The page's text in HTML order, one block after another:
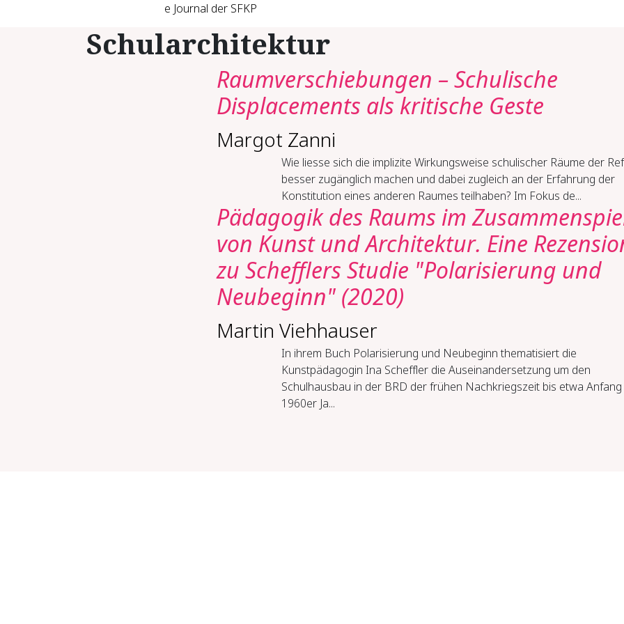
e Journal der SFKP
Schularchitektur
Raumverschiebungen – Schulische
Displacements als kritische Geste
Margot Zanni
Wie liesse sich die implizite Wirkungsweise schulischer Räume der
besser zugänglich machen und dabei zugleich an der Erfahrung der
Konstitution eines anderen Raumes teilhaben? Im Fokus de...
Pädagogik des Raums im
von Kunst und Architektur. Eine
zu Schefflers Studie "Polarisierung und
Neubeginn" (2020)
Martin Viehhauser
In ihrem Buch Polarisierung und Neubeginn thematisiert die
Kunstpädagogin Ina Scheffler die Auseinandersetzung um den
Schulhausbau in der BRD der frühen Nachkriegszeit bis etwa
1960er Ja...